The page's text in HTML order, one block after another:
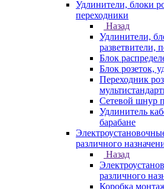
Удлинители, блоки
переходники
Назад
Удлинители,
разветвители,
Блок
Блок розеток,
Переходник
Сетевой шнур
Удлинитель
барабане
различного
Назад
различного
Коробка